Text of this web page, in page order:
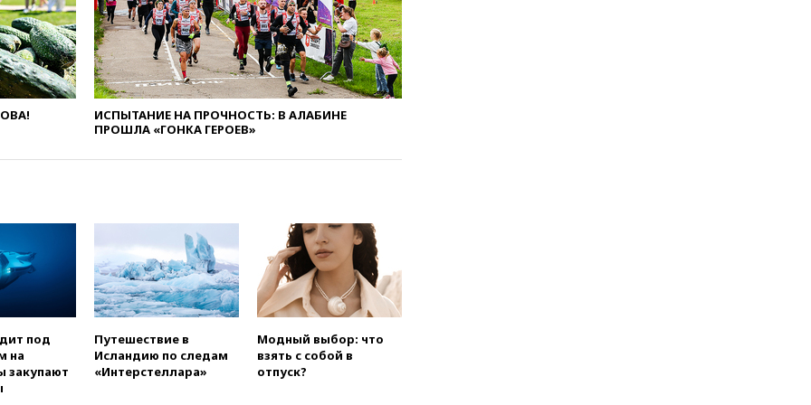
вчера, 20:45ПВО за день
сбила еще 75 украинских
беспилотников над Россией
вчера, 20:35Велосипедист
погиб при атаке FPV-дрона в
Белгородской области
вчера, 20:30
финансировании
постановил остановить
строительство бального зала в
Белом доме
вчера, 20:15Сенат США
одобрил ужесточение
санкций против России и
вчера, 20:00 СК возбудил дело
против журналистки Катерины
ИСПЫТАНИЕ НА ПРОЧНОСТЬ: В АЛАБИНЕ
ПРОШЛА «ГОНКА ГЕРОЕВ»
под
на
закупают
Путешествие в
Исландию по следам
«Интерстеллара»
Модный выбор: что
взять с собой в
отпуск?